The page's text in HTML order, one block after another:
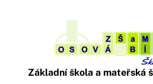
Základní škola a mateřská